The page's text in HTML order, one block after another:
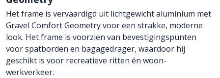
Het frame is vervaardigd uit lichtgewicht aluminium met
Gravel Comfort Geometry voor een strakke, moderne
look. Het frame is voorzien van bevestigingspunten
voor spatborden en bagagedrager, waardoor hij
geschikt is voor recreatieve ritten én woon-
werkverkeer.